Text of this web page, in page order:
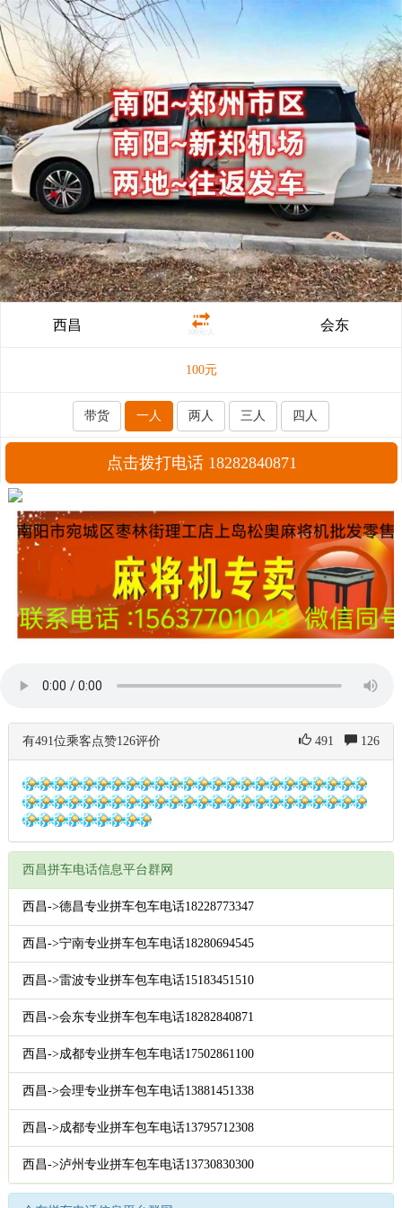
西昌 100元/人 会东
100元
带货 一人 两人 三人 四人
点击拨打电话 18282840871
有491位乘客点赞126评价 491 126
西昌拼车电话信息平台群网
西昌->德昌专业拼车包车电话18228773347
西昌->宁南专业拼车包车电话18280694545
西昌->雷波专业拼车包车电话15183451510
西昌->会东专业拼车包车电话18282840871
西昌->成都专业拼车包车电话17502861100
西昌->会理专业拼车包车电话13881451338
西昌->成都专业拼车包车电话13795712308
西昌->泸州专业拼车包车电话13730830300